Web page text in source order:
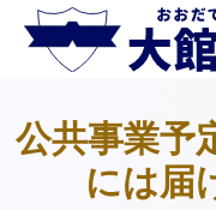
公共事業予
には届